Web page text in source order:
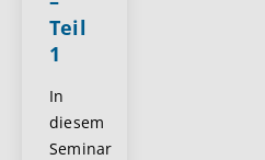
Teil
1
In
diesem
Seminar